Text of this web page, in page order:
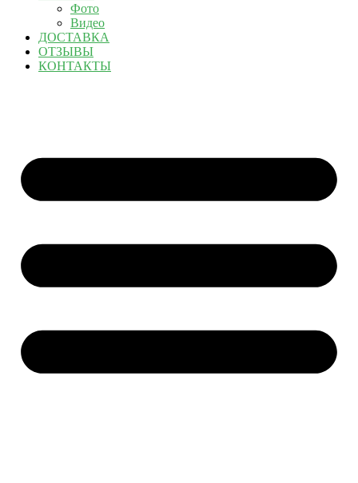
Фото
Видео
ДОСТАВКА
ОТЗЫВЫ
КОНТАКТЫ